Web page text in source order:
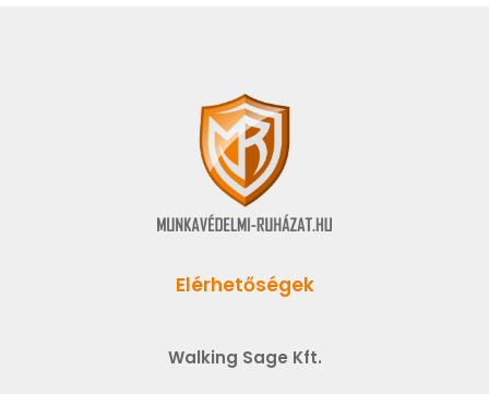
Elérhetőségek
Walking Sage Kft.